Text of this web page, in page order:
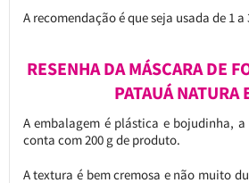
A recomendação é que seja usada de 1 a
RESENHA DA MÁSCARA DE
PATAUÁ NATURA
A embalagem é plástica e bojudinha,
conta com 200 g de produto.
A textura é bem cremosa e não muito